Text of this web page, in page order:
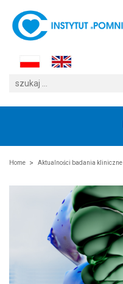
Home Aktualności badania kliniczne